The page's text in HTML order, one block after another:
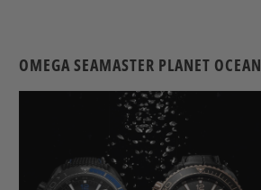
OMEGA SEAMASTER PLANET OCEAN